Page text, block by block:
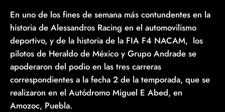
En uno de los fines de semana más contundentes en la
historia de Alessandros Racing en el automovilismo
deportivo, y de la historia de la FIA F4 NACAM, los
pilotos de Heraldo de México y Grupo Andrade se
apoderaron del podio en las tres carreras
correspondientes a la fecha 2 de la temporada, que se
realizaron en el Autódromo Miguel E Abed, en
Amozoc, Puebla.